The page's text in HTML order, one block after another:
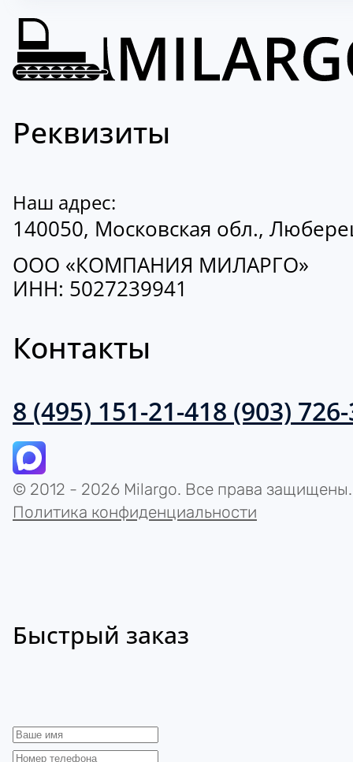
Реквизиты
Наш адрес:
140050, Московская обл.,
ООО «КОМПАНИЯ МИЛАРГО»
ИНН: 5027239941
Контакты
8 (495) 151-21-418 (903)
© 2012 - 2026 Milargo. Все права защищены.
Политика конфиденциальности
Быстрый заказ